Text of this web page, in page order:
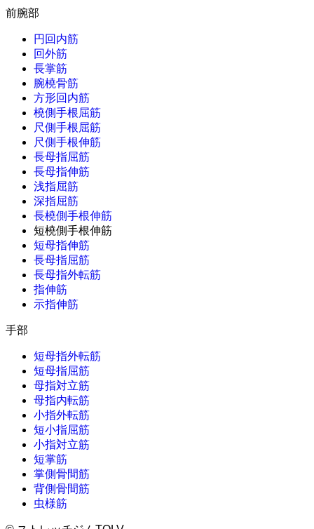
前腕部
円回内筋
回外筋
長掌筋
腕橈骨筋
方形回内筋
橈側手根屈筋
尺側手根屈筋
尺側手根伸筋
長母指屈筋
長母指伸筋
浅指屈筋
深指屈筋
長橈側手根伸筋
短橈側手根伸筋
短母指伸筋
長母指屈筋
長母指外転筋
指伸筋
示指伸筋
手部
短母指外転筋
短母指屈筋
母指対立筋
母指内転筋
小指外転筋
短小指屈筋
小指対立筋
短掌筋
掌側骨間筋
背側骨間筋
虫様筋